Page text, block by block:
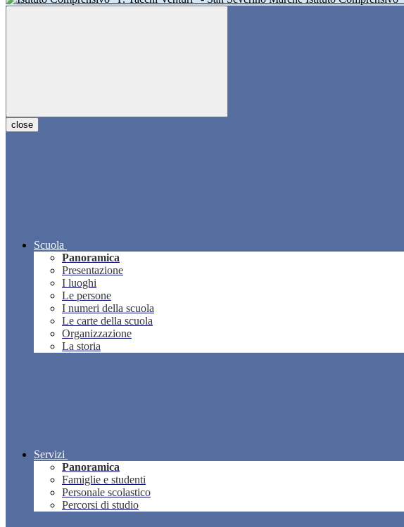
close
Scuola
Panoramica
Presentazione
I luoghi
Le persone
I numeri della scuola
Le carte della scuola
Organizzazione
La storia
Servizi
Panoramica
Famiglie e studenti
Personale scolastico
Percorsi di studio